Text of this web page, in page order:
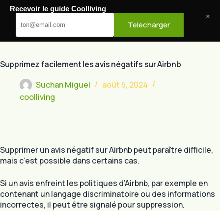
Passer
contenu
Cool Living
Supprimez facilement les avis négatifs sur Airbnb
Suchan Miguel
août 5, 2024
coolliving
Supprimer un avis négatif sur Airbnb peut paraître difficile,
mais c’est possible dans certains cas.
Si un avis enfreint les politiques d’Airbnb, par exemple en
contenant un langage discriminatoire ou des informations
incorrectes, il peut être signalé pour suppression.
Recevoir le guide Coolliving
Telecharger
×